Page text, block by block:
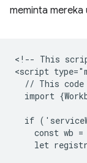
meminta
<!-- This
<script
// This
import
if
const wb
let